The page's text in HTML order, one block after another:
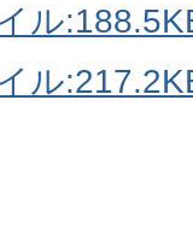
ル
ル